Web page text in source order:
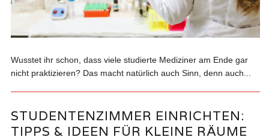
Wusstet ihr schon, dass viele studierte Mediziner am Ende gar
nicht praktizieren? Das macht natürlich auch Sinn, denn auch...
STUDENTENZIMMER EINRICHTEN:
TIPPS & IDEEN FÜR KLEINE RÄUME